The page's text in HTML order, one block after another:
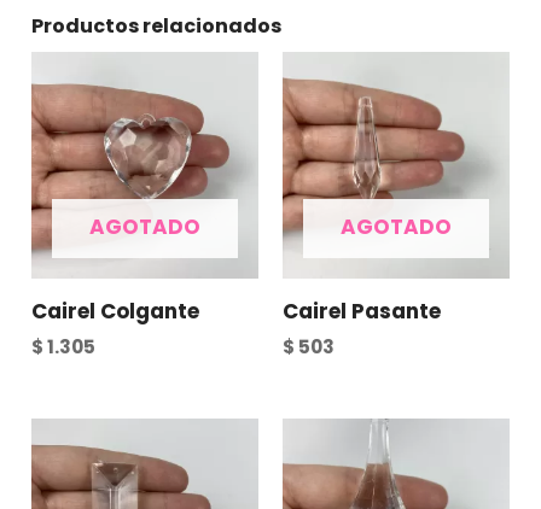
Productos relacionados
AGOTADO
Cairel Colgante
$1.305
AGOTADO
Cairel Pasante
$ 503